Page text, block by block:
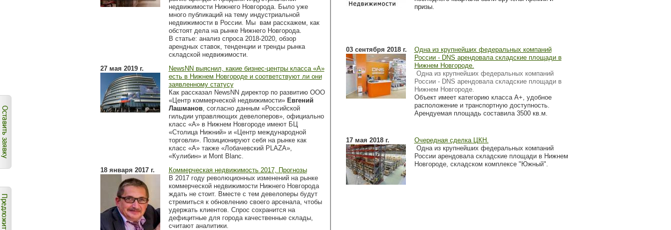
недвижимости Нижнего Новгорода. Было уже
много публикаций на тему индустриальной
недвижимости в России. Мы вам расскажем, как
обстоят дела на рынке Нижнего Новгорода.
В статье: анализ спроса 2018-2020, обзор
арендных ставок, тенденции и тренды рынка
складской недвижимости.
27 мая 2019 г.
NewsNN выяснил, какие бизнес-центры класса «А»
есть в Нижнем Новгороде и соответствуют ли они
заявленному статусу
Как рассказал NewsNN директор по развитию ООО
«Центр коммерческой недвижимости» Евгений
Лашманов, согласно данным «Российской
гильдии управляющих девелоперов», официально
класс «А» в Нижнем Новгороде имеют БЦ
«Столица Нижний» и «Центр международной
торговли». Позиционируют себя на рынке как
класс «А» также «Лобачевский PLAZA»,
«Кулибин» и Mont Blanc.
18 января 2017 г.
Коммерческая недвижимость 2017, Прогнозы
В 2017 году революционных изменений на рынке
коммерческой недвижимости Нижнего Новгорода
ждать не стоит. Вместе с тем девелоперы будут
стремиться к обновлению своего арсенала, чтобы
удержать клиентов. Спрос сохранится на
дефицитные для города качественные склады,
считают аналитики.
призы.
03 сентября 2018 г.
Одна из крупнейших федеральных компаний
России - DNS арендовала складские площади в
Нижнем Новгороде.
Одна из крупнейших федеральных компаний
России - DNS арендовала складские площади в
Нижнем Новгороде.
Объект имеет категорию класса А+, удобное
расположение и транспортную доступность.
Арендуемая площадь составила 3500 кв.м.
17 мая 2018 г.
Очередная сделка ЦКН.
Одна из крупнейших федеральных компаний
России арендовала складские площади в Нижнем
Новгороде, складском комплексе "Южный".